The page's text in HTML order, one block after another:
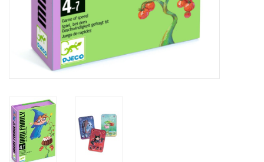
Merken